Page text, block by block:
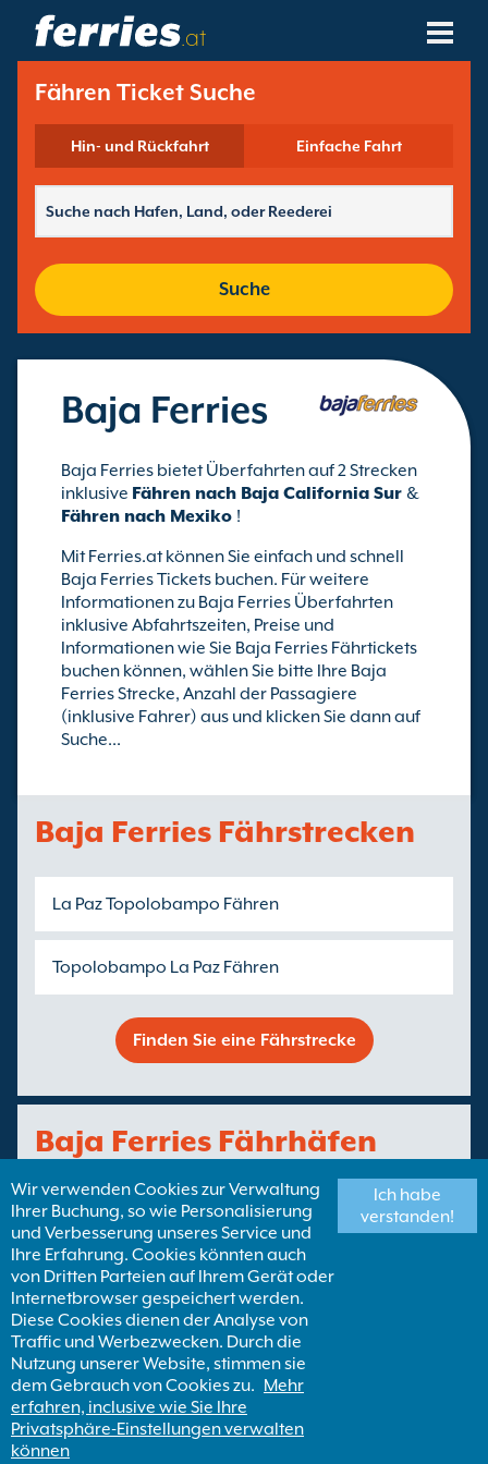
.at
Reedereien
Fährziele
Fährstrecken
Buchungen Verwalten
Fähren Ticket Suche
Hin- und Rückfahrt Einfache Fahrt
Suche
Baja Ferries
Baja Ferries bietet Überfahrten auf 2 Strecken
inklusive Fähren nach Baja California Sur &
Fähren nach Mexiko !
Mit Ferries.at können Sie einfach und schnell
Baja Ferries Tickets buchen. Für weitere
Informationen zu Baja Ferries Überfahrten
inklusive Abfahrtszeiten, Preise und
Informationen wie Sie Baja Ferries Fährtickets
buchen können, wählen Sie bitte Ihre Baja
Ferries Strecke, Anzahl der Passagiere
(inklusive Fahrer) aus und klicken Sie dann auf
Suche...
Baja Ferries Fährstrecken
La Paz Topolobampo Fähren
Topolobampo La Paz Fähren
Finden Sie eine Fährstrecke
Baja Ferries Fährhäfen
La Paz Fähren
Topolobampo Fähren
Finden Sie einen Fährhafen
Wir verwenden Cookies zur Verwaltung
Ihrer Buchung, so wie Personalisierung
und Verbesserung unseres Service und
Ihre Erfahrung. Cookies könnten auch
von Dritten Parteien auf Ihrem Gerät oder
Internetbrowser gespeichert werden.
Diese Cookies dienen der Analyse von
Traffic und Werbezwecken. Durch die
Nutzung unserer Website, stimmen sie
dem Gebrauch von Cookies zu. Mehr
erfahren, inclusive wie Sie Ihre
Privatsphäre-Einstellungen verwalten
können
Ich habe
verstanden!